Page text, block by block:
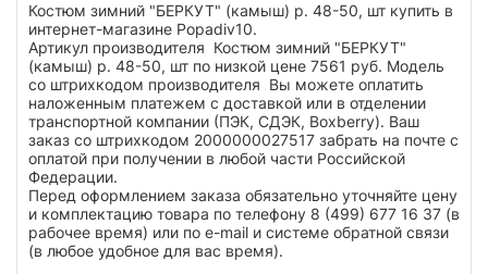
Костюм зимний "БЕРКУТ" (камыш) р. 48-50, шт купить в
интернет-магазине Popadiv10.
Артикул производителя Костюм зимний "БЕРКУТ"
(камыш) р. 48-50, шт по низкой цене 7561 руб. Модель
со штрихкодом производителя Вы можете оплатить
наложенным платежем с доставкой или в отделении
транспортной компании (ПЭК, СДЭК, Boxberry). Ваш
заказ со штрихкодом 2000000027517 забрать на почте с
оплатой при получении в любой части Российской
Федерации.
Перед оформлением заказа обязательно уточняйте цену
и комплектацию товара по телефону 8 (499) 677 16 37 (в
рабочее время) или по e-mail и системе обратной связи
(в любое удобное для вас время).